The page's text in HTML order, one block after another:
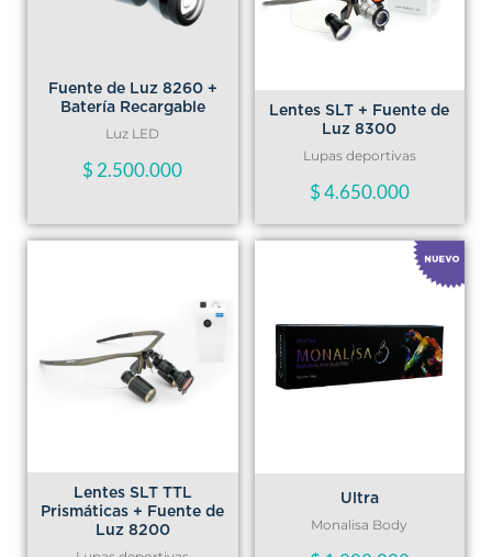
Fuente de Luz 8260 +
Batería Recargable
Luz LED
$ 2.500.000
Lentes SLT + Fuente de
Luz 8300
Lupas deportivas
$4.650.000
Lentes SLT TTL
Prismáticas + Fuente de
Luz 8200
de
desde
hasta
$ 10.521.741
Ultra
Monalisa Body